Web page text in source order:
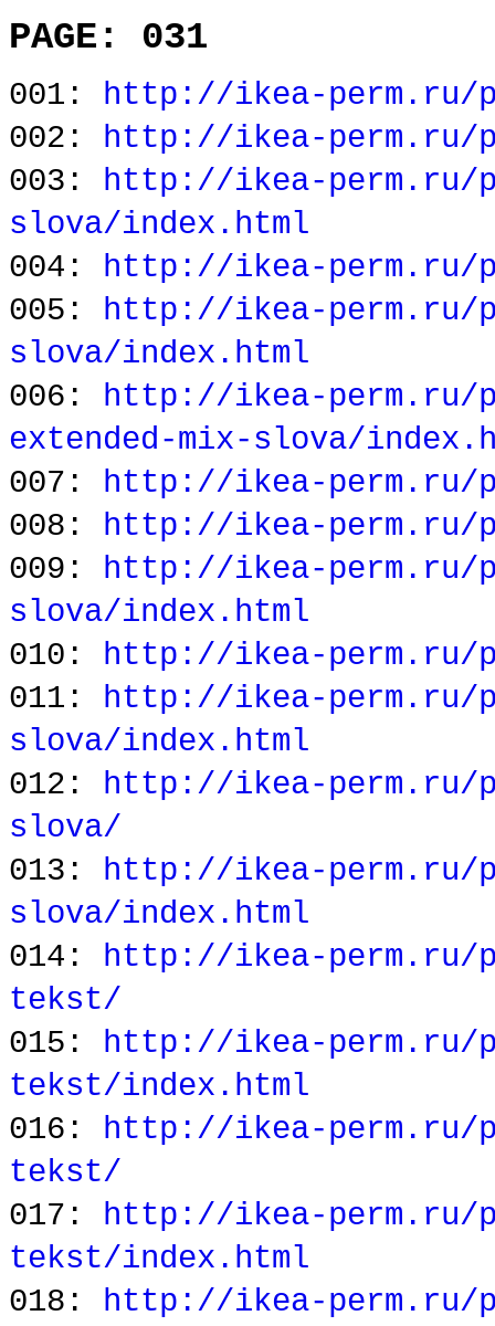
PAGE: 031
001: http://ikea-perm.ru/
002: http://ikea-perm.ru/
003: http://ikea-perm.ru/
slova/index.html
004: http://ikea-perm.ru/
005: http://ikea-perm.ru/
slova/index.html
006: http://ikea-perm.ru/
extended-mix-slova/
007: http://ikea-perm.ru/
008: http://ikea-perm.ru/
009: http://ikea-perm.ru/
slova/index.html
010: http://ikea-perm.ru/
011: http://ikea-perm.ru/
slova/index.html
012: http://ikea-perm.ru/
slova/
013: http://ikea-perm.ru/
slova/index.html
014: http://ikea-perm.ru/
tekst/
015: http://ikea-perm.ru/
tekst/index.html
016: http://ikea-perm.ru/
tekst/
017: http://ikea-perm.ru/
tekst/index.html
018: http://ikea-perm.ru/